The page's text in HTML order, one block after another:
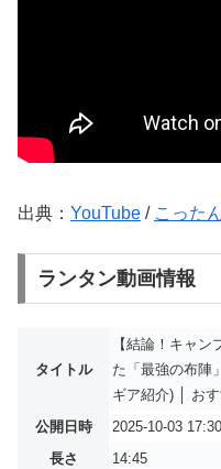
出典： YouTube / こった
ランタン動画情報
タイトル
【結論！キャ
た「最強の布陣
ギア紹介) │ お
公開日時
2025-10-03
長さ
14:45